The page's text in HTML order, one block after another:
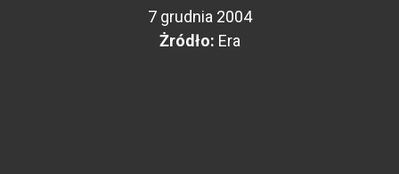
7 grudnia 2004
Żródło: Era